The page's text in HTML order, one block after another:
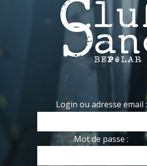
Login ou adresse email :
Mot de passe :